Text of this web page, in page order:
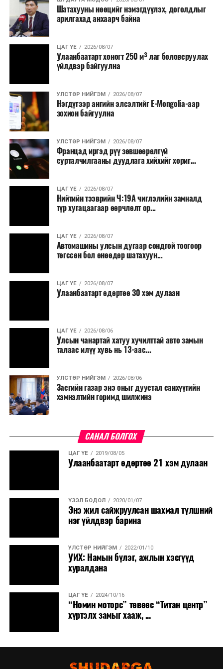
болон арилжааны банкуудтай хамтран стратегийн
бүтээгдэхүүний нөөц бүрдүүлэх, хадгалах, түгээх,
борлуулах бүх шатанд цахим төлбөрийн баримт
үйлдэж, бүртгэлийг ил тод болгох юм.
2026 оны намар бэлтгэж, 2027 оны хавар худалдаанд
Засаг дарга Б.Пүрэвдагваг онцгойлон анхаарч
ажиллахыг Ерөнхий сайд үүрэг болгожээ.
Нөөцийн махыг цахим системд бүртгэснээр мах
бэлтгэлийн явц, нөөцийн үлдэгдэл ил тод болно. Мөн
хөнгөлөлттэй зээлийг зориулалтын бусаар ашиглах
явдлыг таслан зогсоох, хүртээмжийг нэмэгдүүлэх,
өрсөлдөөнийг бий болгох боломжтой гэж үзжээ.
Иргэд агуулах, үйлдвэрээс махаа шууд худалдан авах,
малчид системээр дамжуулан бүтээгдэхүүнээ
Түүнчлэн түлш, улаанбуудай, хүнсний ногооны нөөц
бүрдүүлэх зоорь, агуулах барих аж ахуйн нэгжүүдэд
Шатахууны нөөцийг нэмэгдүүлэх, доголдлыг
арилгахад анхаарч байна
ЦАГ ҮЕ 2026/08/07
Улаанбаатарт хоногт 250 м³ лаг боловсруулах
үйлдвэр байгуулна
УЛСТӨР НИЙГЭМ 2026/08/07
Нэгдүгээр ангийн элсэлтийг E-Mongolia-аар
зохион байгуулна
УЛСТӨР НИЙГЭМ 2026/08/07
Францад иргэд рүү зөвшөөрөлгүй
сурталчилгааны дуудлага хийхийг хориг...
ЦАГ ҮЕ 2026/08/07
Нийтийн тээврийн Ч:19А чиглэлийн замналд
түр хугацаагаар өөрчлөлт ор...
ЦАГ ҮЕ 2026/08/07
Автомашины улсын дугаар сондгой тоогоор
төгссөн бол өнөөдөр шатахуун...
ЦАГ ҮЕ 2026/08/07
Улаанбаатарт өдөртөө 30 хэм дулаан
ЦАГ ҮЕ 2026/08/06
Улсын чанартай хатуу хучилттай авто замын
талаас илүү хувь нь 13-аас...
УЛСТӨР НИЙГЭМ 2026/08/06
Засгийн газар энэ оныг дуустал санхүүгийн
хэмнэлтийн горимд шилжинэ
САНАЛ БОЛГОХ
ЦАГ ҮЕ 2019/08/05
Улаанбаатарт өдөртөө 21 хэм дулаан
ҮЗЭЛ БОДОЛ 2020/01/07
Энэ жил сайжруулсан шахмал түлшний
нэг үйлдвэр барина
УЛСТӨР НИЙГЭМ 2022/01/10
УИХ: Намын бүлэг, ажлын хэсгүүд
хуралдана
ЦАГ ҮЕ 2024/10/16
“Номин моторс” төвөөс “Титан центр”
хүртэлх замыг хааж, ...